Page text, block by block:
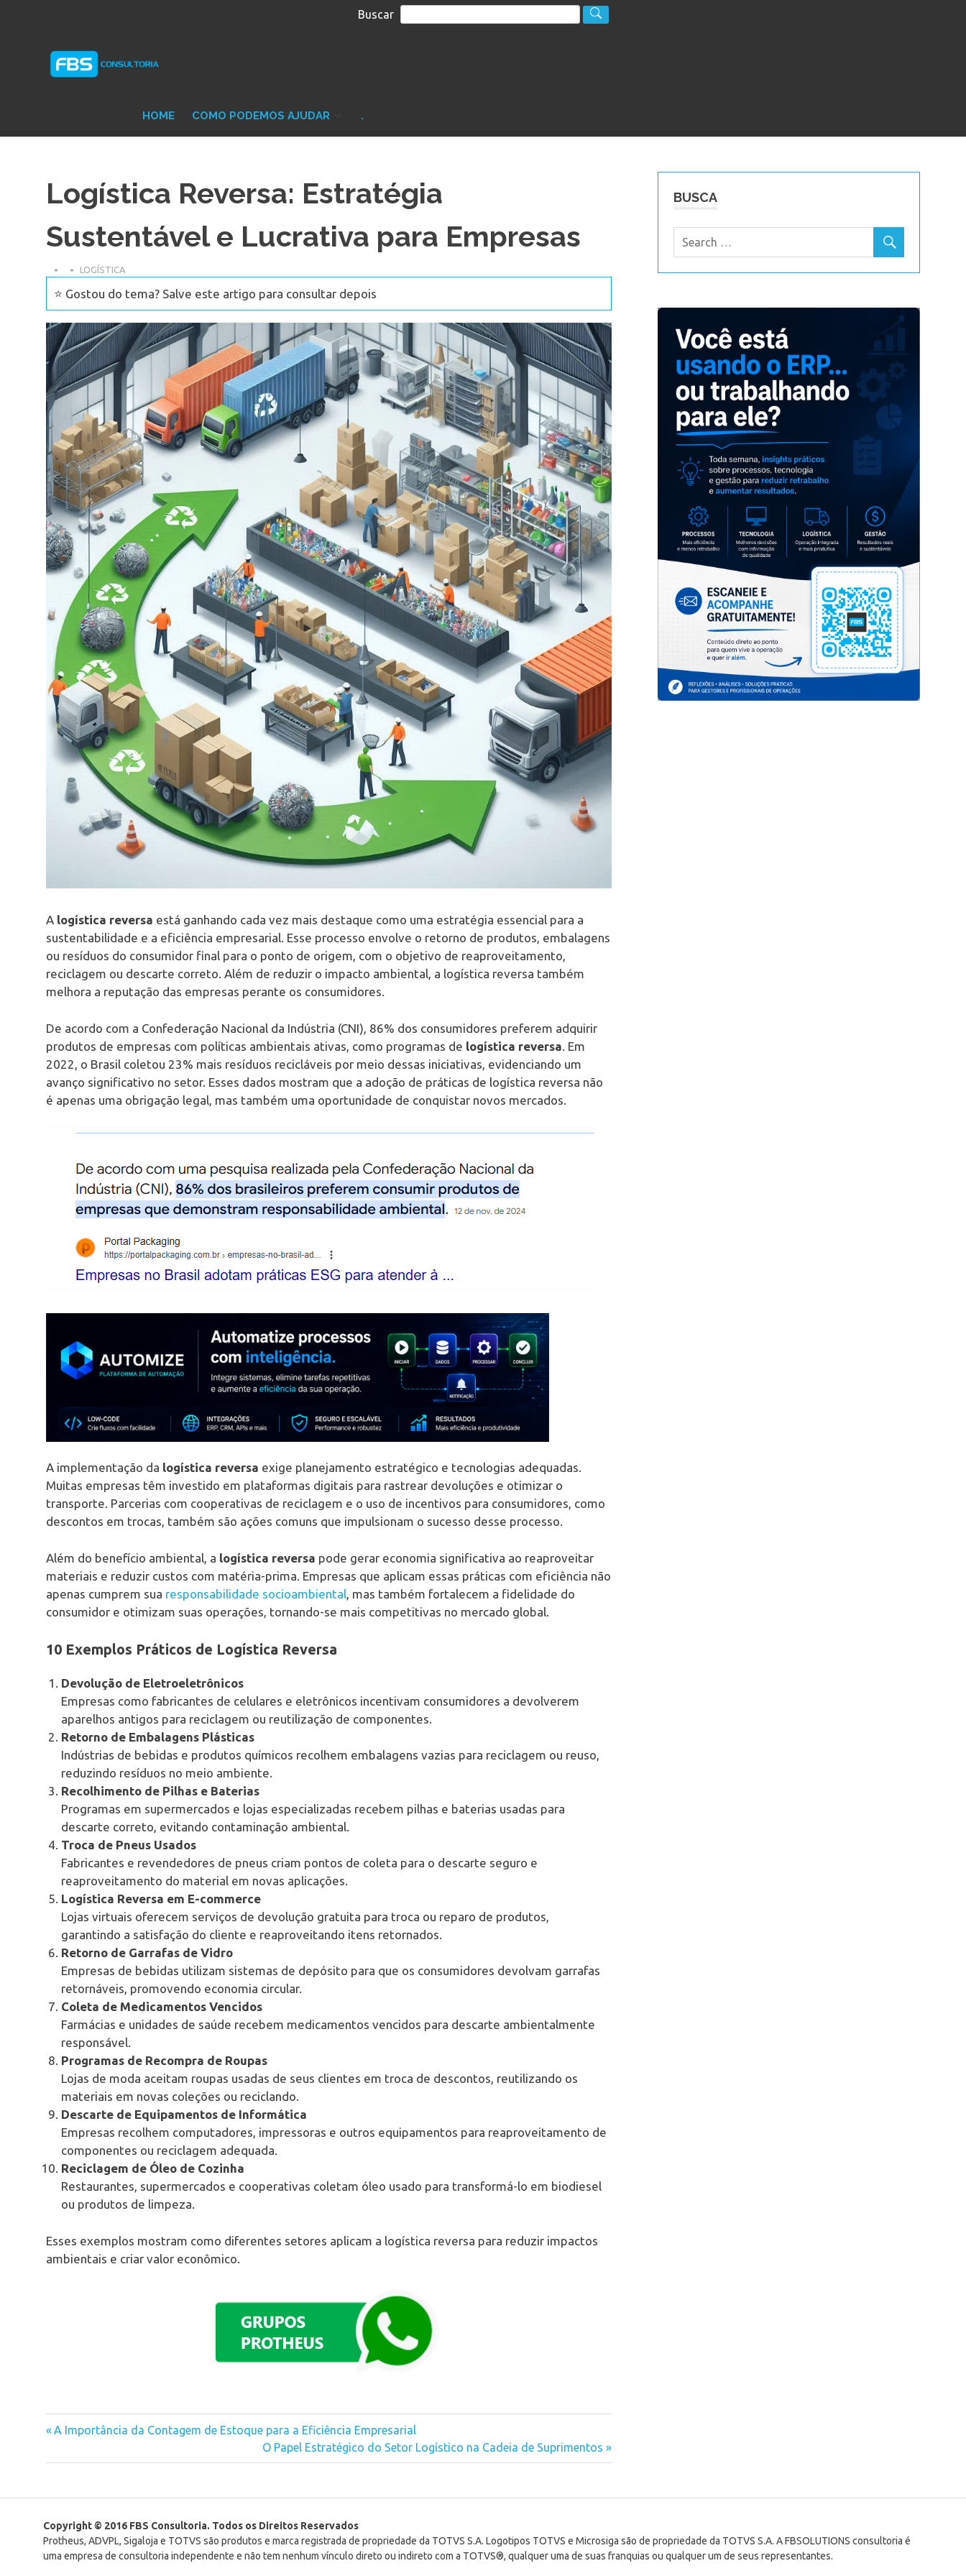
Buscar
Protheus
TOTVS
HOME COMO PODEMOS AJUDAR .
Logística Reversa: Estratégia
Sustentável e Lucrativa para Empresas
LOGÍSTICA
⭐ Gostou do tema? Salve este artigo para consultar depois
A logística reversa está ganhando cada vez mais destaque como uma estratégia essencial para a
sustentabilidade e a eficiência empresarial. Esse processo envolve o retorno de produtos, embalagens
ou resíduos do consumidor final para o ponto de origem, com o objetivo de reaproveitamento,
reciclagem ou descarte correto. Além de reduzir o impacto ambiental, a logística reversa também
melhora a reputação das empresas perante os consumidores.
De acordo com a Confederação Nacional da Indústria (CNI), 86% dos consumidores preferem adquirir
produtos de empresas com políticas ambientais ativas, como programas de logística reversa. Em
2022, o Brasil coletou 23% mais resíduos recicláveis por meio dessas iniciativas, evidenciando um
avanço significativo no setor. Esses dados mostram que a adoção de práticas de logística reversa não
é apenas uma obrigação legal, mas também uma oportunidade de conquistar novos mercados.
A implementação da logística reversa exige planejamento estratégico e tecnologias adequadas.
Muitas empresas têm investido em plataformas digitais para rastrear devoluções e otimizar o
transporte. Parcerias com cooperativas de reciclagem e o uso de incentivos para consumidores, como
descontos em trocas, também são ações comuns que impulsionam o sucesso desse processo.
Além do benefício ambiental, a logística reversa pode gerar economia significativa ao reaproveitar
materiais e reduzir custos com matéria-prima. Empresas que aplicam essas práticas com eficiência não
apenas cumprem sua responsabilidade socioambiental, mas também fortalecem a fidelidade do
consumidor e otimizam suas operações, tornando-se mais competitivas no mercado global.
10 Exemplos Práticos de Logística Reversa
Devolução de Eletroeletrônicos
Empresas como fabricantes de celulares e eletrônicos incentivam consumidores a devolverem
aparelhos antigos para reciclagem ou reutilização de componentes.
Retorno de Embalagens Plásticas
Indústrias de bebidas e produtos químicos recolhem embalagens vazias para reciclagem ou reuso,
reduzindo resíduos no meio ambiente.
Recolhimento de Pilhas e Baterias
Programas em supermercados e lojas especializadas recebem pilhas e baterias usadas para
descarte correto, evitando contaminação ambiental.
Troca de Pneus Usados
Fabricantes e revendedores de pneus criam pontos de coleta para o descarte seguro e
reaproveitamento do material em novas aplicações.
Logística Reversa em E-commerce
Lojas virtuais oferecem serviços de devolução gratuita para troca ou reparo de produtos,
garantindo a satisfação do cliente e reaproveitando itens retornados.
Retorno de Garrafas de Vidro
Empresas de bebidas utilizam sistemas de depósito para que os consumidores devolvam garrafas
retornáveis, promovendo economia circular.
Coleta de Medicamentos Vencidos
Farmácias e unidades de saúde recebem medicamentos vencidos para descarte ambientalmente
responsável.
Programas de Recompra de Roupas
Lojas de moda aceitam roupas usadas de seus clientes em troca de descontos, reutilizando os
materiais em novas coleções ou reciclando.
Descarte de Equipamentos de Informática
Empresas recolhem computadores, impressoras e outros equipamentos para reaproveitamento de
componentes ou reciclagem adequada.
Reciclagem de Óleo de Cozinha
Restaurantes, supermercados e cooperativas coletam óleo usado para transformá-lo em biodiesel
ou produtos de limpeza.
Esses exemplos mostram como diferentes setores aplicam a logística reversa para reduzir impactos
ambientais e criar valor econômico.
Post
Previous
A Importância da Contagem de Estoque para a Eficiência Empresarial
Next
Post:
O Papel Estratégico do Setor Logístico na Cadeia de Suprimentos
BUSCA
Copyright © 2016 FBS Consultoria. Todos os Direitos Reservados
Protheus, ADVPL, Sigaloja e TOTVS são produtos e marca registrada de propriedade da TOTVS S.A. Logotipos TOTVS e Microsiga são de propriedade da TOTVS S.A. A FBSOLUTIONS consultoria é
uma empresa de consultoria independente e não tem nenhum vínculo direto ou indireto com a TOTVS®, qualquer uma de suas franquias ou qualquer um de seus representantes.